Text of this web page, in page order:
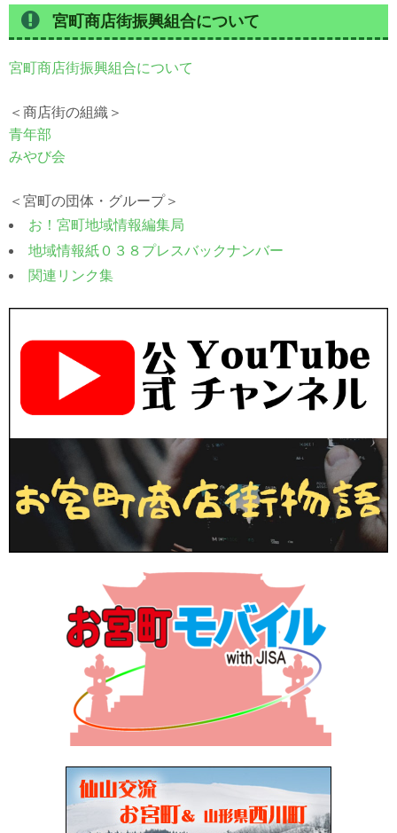
宮町商店街振興組合について
宮町商店街振興組合について
＜商店街の組織＞
青年部
みやび会
＜宮町の団体・グループ＞
お！宮町地域情報編集局
地域情報紙０３８プレスバックナンバー
関連リンク集